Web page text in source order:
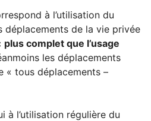
à l’utilisation du
déplacements de la vie privée
plus complet que l’usage
les déplacements
« tous déplacements –
à l’utilisation régulière du